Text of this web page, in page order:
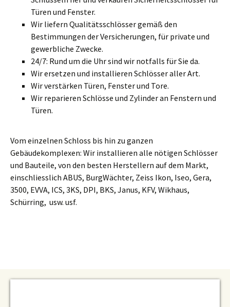
Türen und Fenster.
Wir liefern Qualitätsschlösser gemäß den
Bestimmungen der Versicherungen, für private und
gewerbliche Zwecke.
24/7: Rund um die Uhr sind wir notfalls für Sie da.
Wir ersetzen und installieren Schlösser aller Art.
Wir verstärken Türen, Fenster und Tore.
Wir reparieren Schlösse und Zylinder an Fenstern und
Türen.
Vom einzelnen Schloss bis hin zu ganzen
Gebäudekomplexen: Wir installieren alle nötigen Schlösser
und Bauteile, von den besten Herstellern auf dem Markt,
einschliesslich ABUS, BurgWächter, Zeiss Ikon, Iseo, Gera,
3500, EVVA, ICS, 3KS, DPI, BKS, Janus, KFV, Wikhaus,
Schürring, usw. usf.